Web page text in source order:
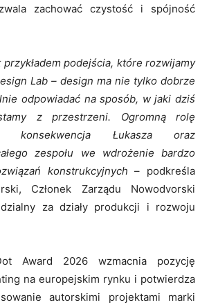
zachować czystość i spójność
podejścia, które rozwijamy
Lab – design ma nie tylko dobrze
odpowiadać na sposób, w jaki dziś
z przestrzeni. Ogromną rolę
konsekwencja Łukasza oraz
zespołu we wdrożenie bardzo
konstrukcyjnych – podkreśla
Członek Zarządu Nowodvorski
za działy produkcji i rozwoju
Award 2026 wzmacnia pozycję
na europejskim rynku i potwierdza
autorskimi projektami marki